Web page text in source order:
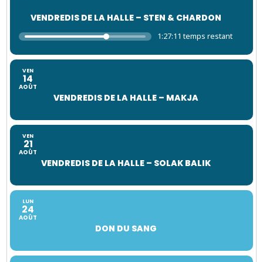
VENDREDIS DE LA HALLE – STEN & CHARDON
1:27:10 temps restant
VEN
14
AOÛT
VENDREDIS DE LA HALLE – MAKJA
VEN
21
AOÛT
VENDREDIS DE LA HALLE – SOLAK BALIK
LUN
24
AOÛT
DON DU SANG